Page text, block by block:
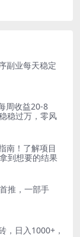
副业每天稳定
周收益20-8
稳过万，零风
南！了解项目
到想要的结果
推，一部手
，日入1000+，